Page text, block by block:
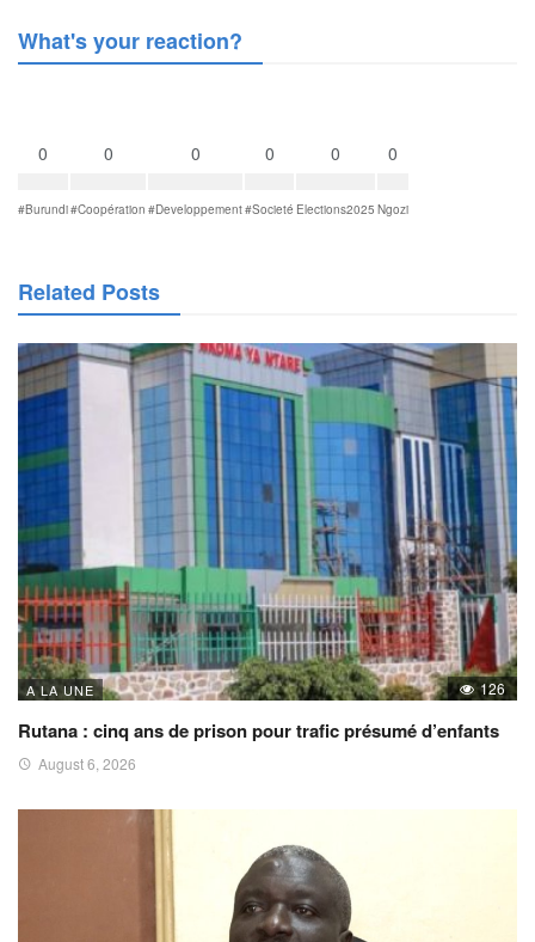
What's your reaction?
0
#Burundi
0
#Coopération
0
#Developpement
0
#Societé
0
Elections2025
0
Ngozi
Related Posts
A LA UNE 126
Rutana : cinq ans de prison pour trafic présumé d’enfants
August 6, 2026